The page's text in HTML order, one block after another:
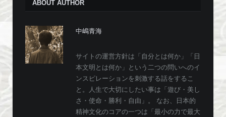
ABOUT AUTHOR
中嶋青海
サイトの運営方針は「自分とは何か」「日
本文明とは何か」という二つの問いへのイ
ンスピレーションを刺激する話をするこ
と。人生で大切にしたい事は「遊び・美し
さ・使命・勝利・自由」。 なお、日本的
精神文化のコアの一つは「最小の力で最大